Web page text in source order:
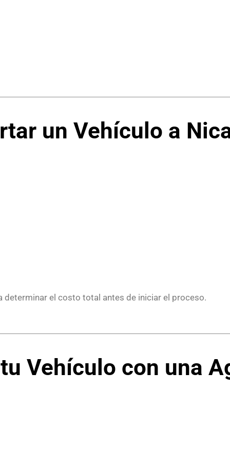
un Vehículo a
determinar el costo total antes de iniciar el proceso.
Vehículo con una